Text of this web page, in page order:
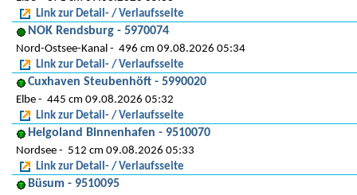
Link zur Detail- / Verlaufsseite
NOK Rendsburg - 5970074
Nord-Ostsee-Kanal
496 cm 09.08.2026 05:34
Link zur Detail- / Verlaufsseite
Cuxhaven Steubenhöft - 5990020
Elbe
445 cm 09.08.2026 05:32
Link zur Detail- / Verlaufsseite
Helgoland Binnenhafen - 9510070
Nordsee
512 cm 09.08.2026 05:33
Link zur Detail- / Verlaufsseite
Büsum - 9510095